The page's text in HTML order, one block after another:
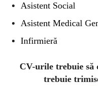
Asistent Social
Asistent Medical
Infirmieră
CV-urile trebuie să
trebuie